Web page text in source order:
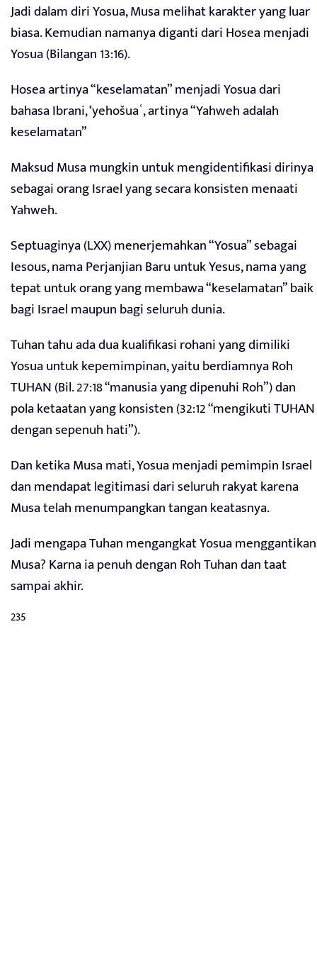
Jadi dalam diri Yosua, Musa melihat karakter yang luar
biasa. Kemudian namanya diganti dari Hosea menjadi
Yosua (Bilangan 13:16).
Hosea artinya “keselamatan” menjadi Yosua dari
bahasa Ibrani, ‘yehošuaʿ, artinya “Yahweh adalah
keselamatan”
Maksud Musa mungkin untuk mengidentifikasi dirinya
sebagai orang Israel yang secara konsisten menaati
Yahweh.
Septuaginya (LXX) menerjemahkan “Yosua” sebagai
Iesous, nama Perjanjian Baru untuk Yesus, nama yang
tepat untuk orang yang membawa “keselamatan” baik
bagi Israel maupun bagi seluruh dunia.
Tuhan tahu ada dua kualifikasi rohani yang dimiliki
Yosua untuk kepemimpinan, yaitu berdiamnya Roh
TUHAN (Bil. 27:18 “manusia yang dipenuhi Roh”) dan
pola ketaatan yang konsisten (32:12 “mengikuti TUHAN
dengan sepenuh hati”).
Dan ketika Musa mati, Yosua menjadi pemimpin Israel
dan mendapat legitimasi dari seluruh rakyat karena
Musa telah menumpangkan tangan keatasnya.
Jadi mengapa Tuhan mengangkat Yosua menggantikan
Musa? Karna ia penuh dengan Roh Tuhan dan taat
sampai akhir.
235